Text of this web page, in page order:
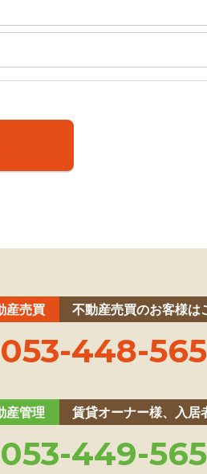
産売買 不動産売買のお客様は
053-448-
産管理 賃貸オーナー様、入居
053-449-